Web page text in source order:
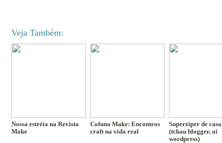
Veja Também:
Nossa estréia na Revista
Make
Coluna Make: Encontros
craft na vida real
Superziper de
(tchau blogger, oi
wordpress)